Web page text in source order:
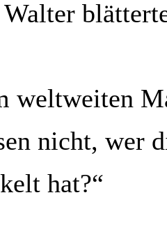
weltweiten
nicht, wer
hat?“